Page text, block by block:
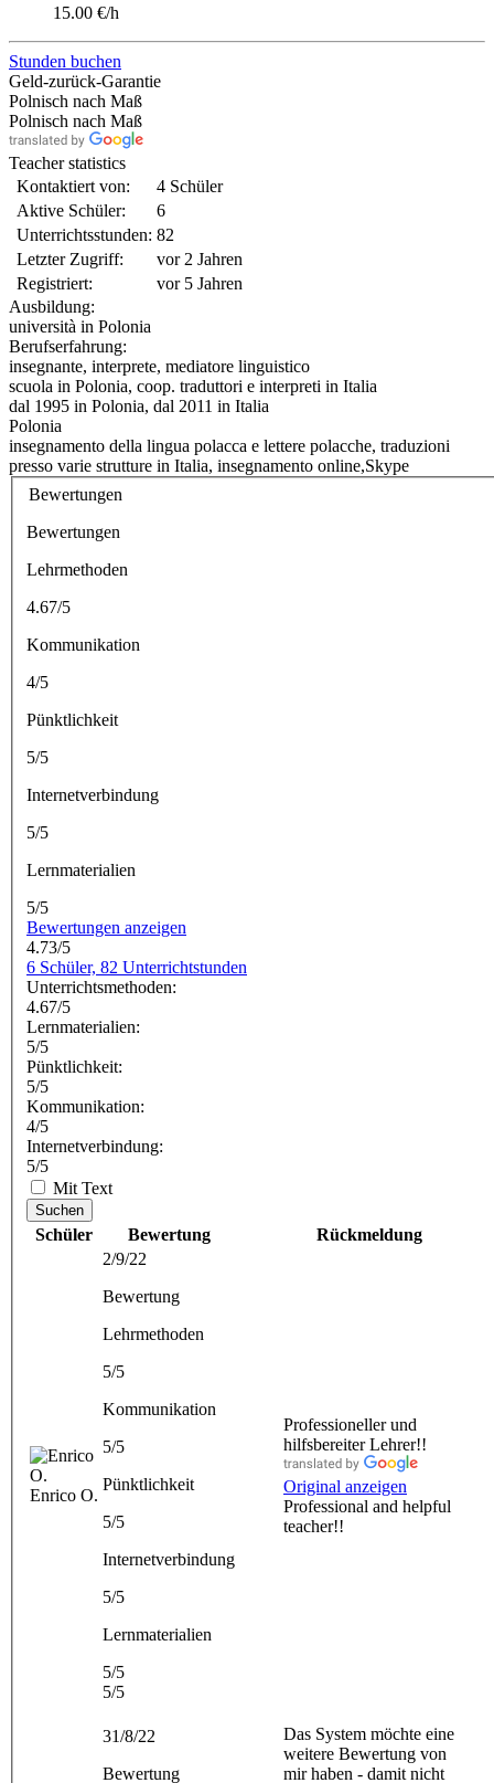
15.00 €/h
Stunden buchen
Geld-zurück-Garantie
Polnisch nach Maß
Polnisch nach Maß
Teacher statistics
Kontaktiert von:
4 Schüler
Aktive Schüler:
6
Unterrichtsstunden: 82
Letzter Zugriff:
vor 2 Jahren
Registriert:
vor 5 Jahren
Ausbildung:
università in Polonia
Berufserfahrung:
insegnante, interprete, mediatore linguistico
scuola in Polonia, coop. traduttori e interpreti in Italia
dal 1995 in Polonia, dal 2011 in Italia
Polonia
insegnamento della lingua polacca e lettere polacche, traduzioni
presso varie strutture in Italia, insegnamento online,Skype
Bewertungen
Bewertungen
Lehrmethoden
4.67/5
Kommunikation
4/5
Pünktlichkeit
5/5
Internetverbindung
5/5
Lernmaterialien
5/5
Bewertungen anzeigen
4.73/5
6 Schüler, 82 Unterrichtstunden
Unterrichtsmethoden:
4.67/5
Lernmaterialien:
5/5
Pünktlichkeit:
5/5
Kommunikation:
4/5
Internetverbindung:
5/5
Mit Text
Suchen
Schüler Bewertung Rückmeldung
Enrico O.
2/9/22
Bewertung
Lehrmethoden
5/5
Kommunikation
5/5
Pünktlichkeit
5/5
Internetverbindung
5/5
Lernmaterialien
5/5
5/5
Professioneller und
hilfsbereiter Lehrer!!
Original anzeigen
Professional and helpful
teacher!!
31/8/22
Bewertung
Das System möchte eine
weitere Bewertung von
mir haben - damit nicht